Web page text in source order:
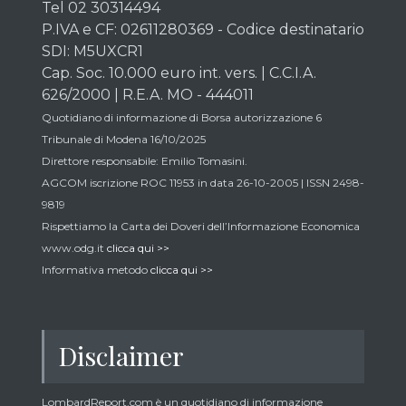
Tel 02 30314494
P.IVA e CF: 02611280369 - Codice destinatario
SDI: M5UXCR1
Cap. Soc. 10.000 euro int. vers. | C.C.I.A.
626/2000 | R.E.A. MO - 444011
Quotidiano di informazione di Borsa autorizzazione 6
Tribunale di Modena 16/10/2025
Direttore responsabile: Emilio Tomasini.
AGCOM iscrizione ROC 11953 in data 26-10-2005 | ISSN 2498-
9819
Rispettiamo la Carta dei Doveri dell’Informazione Economica
www.odg.it clicca qui >>
Informativa metodo clicca qui >>
Disclaimer
LombardReport.com è un quotidiano di informazione